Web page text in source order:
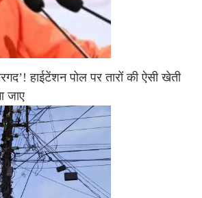
हाईटेंशन पोल पर तारों की ऐसी खेती
जाए